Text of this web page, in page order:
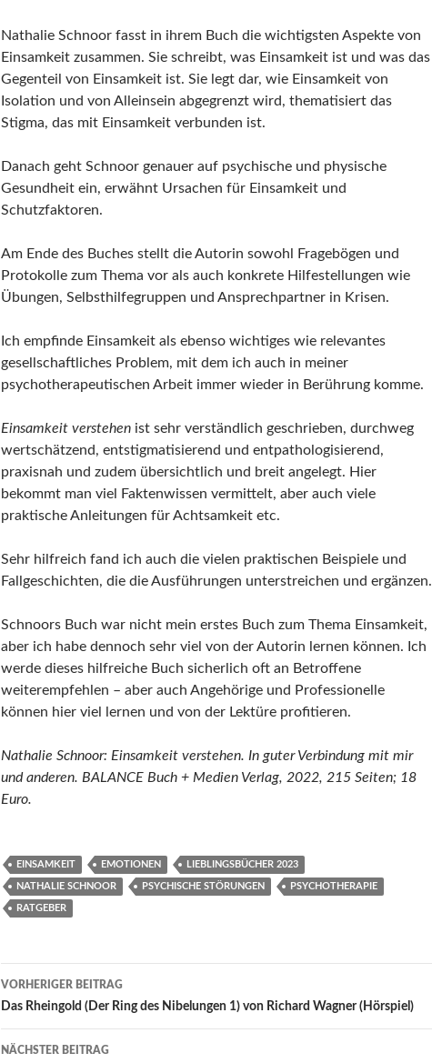
Nathalie Schnoor fasst in ihrem Buch die wichtigsten Aspekte von
Einsamkeit zusammen. Sie schreibt, was Einsamkeit ist und was das
Gegenteil von Einsamkeit ist. Sie legt dar, wie Einsamkeit von
Isolation und von Alleinsein abgegrenzt wird, thematisiert das
Stigma, das mit Einsamkeit verbunden ist.
Danach geht Schnoor genauer auf psychische und physische
Gesundheit ein, erwähnt Ursachen für Einsamkeit und
Schutzfaktoren.
Am Ende des Buches stellt die Autorin sowohl Fragebögen und
Protokolle zum Thema vor als auch konkrete Hilfestellungen wie
Übungen, Selbsthilfegruppen und Ansprechpartner in Krisen.
Ich empfinde Einsamkeit als ebenso wichtiges wie relevantes
gesellschaftliches Problem, mit dem ich auch in meiner
psychotherapeutischen Arbeit immer wieder in Berührung komme.
Einsamkeit verstehen ist sehr verständlich geschrieben, durchweg
wertschätzend, entstigmatisierend und entpathologisierend,
praxisnah und zudem übersichtlich und breit angelegt. Hier
bekommt man viel Faktenwissen vermittelt, aber auch viele
praktische Anleitungen für Achtsamkeit etc.
Sehr hilfreich fand ich auch die vielen praktischen Beispiele und
Fallgeschichten, die die Ausführungen unterstreichen und ergänzen.
Schnoors Buch war nicht mein erstes Buch zum Thema Einsamkeit,
aber ich habe dennoch sehr viel von der Autorin lernen können. Ich
werde dieses hilfreiche Buch sicherlich oft an Betroffene
weiterempfehlen – aber auch Angehörige und Professionelle
können hier viel lernen und von der Lektüre profitieren.
Nathalie Schnoor: Einsamkeit verstehen. In guter Verbindung mit mir
und anderen. BALANCE Buch + Medien Verlag, 2022, 215 Seiten; 18
Euro.
EINSAMKEIT EMOTIONEN LIEBLINGSBÜCHER 2023
NATHALIE SCHNOOR PSYCHISCHE STÖRUNGEN PSYCHOTHERAPIE
RATGEBER
Beitragsnavigation
VORHERIGER BEITRAG
Das Rheingold (Der Ring des Nibelungen 1) von Richard Wagner (Hörspiel)
NÄCHSTER BEITRAG